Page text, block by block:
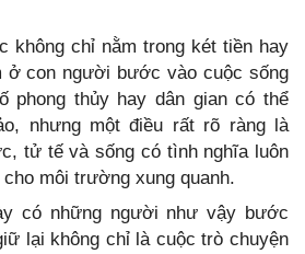
không chỉ nằm trong két tiền hay
ở con người bước vào cuộc sống
phong thủy hay dân gian có thể
nhưng một điều rất rõ ràng là
tử tế và sống có tình nghĩa luôn
môi trường xung quanh.
có những người như vậy bước
lại không chỉ là cuộc trò chuyện